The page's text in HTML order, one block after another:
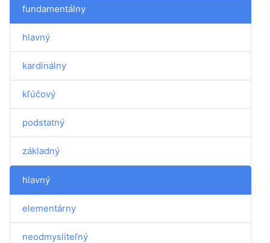
fundamentálny
hlavný
kardinálny
kľúčový
podstatný
základný
hlavný
elementárny
neodmysliteľný